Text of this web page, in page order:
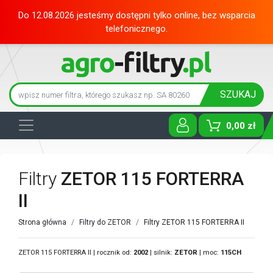
Do 12.08.2026 jesteśmy dostępni tylko online, bez wsparcia
telefonicznego.
SZUKAJ
0,00 zł
Toggle
Filtry ZETOR 115 FORTERRA
II
Strona główna Filtry do ZETOR Filtry ZETOR 115 FORTERRA II
ZETOR 115 FORTERRA II | rocznik od: 2002 | silnik: ZETOR | moc: 115CH